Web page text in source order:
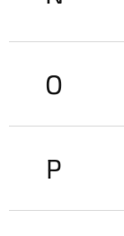
O
P